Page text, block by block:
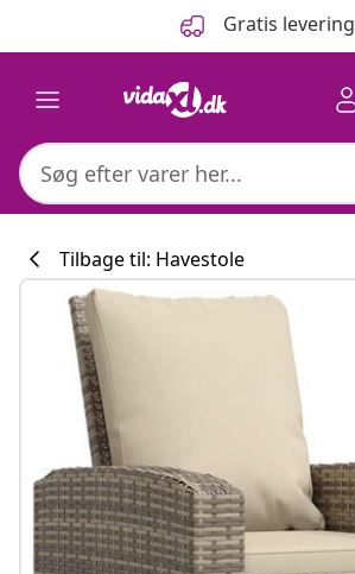
Gratis levering
#sharemevidaxl
Tilbage til: Havestole